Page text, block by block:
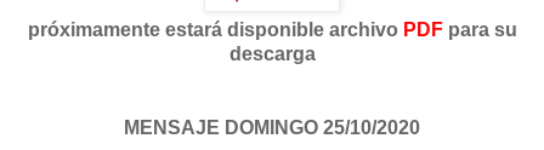
próximamente estará disponible archivo PDFpara su
descarga
MENSAJE DOMINGO 25/10/2020